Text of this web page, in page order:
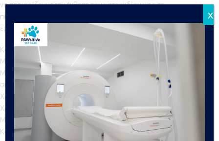
να περιορίζουμε την έκθεση του κατοικιδίου μας σε
περιβαλλοντικούς παράγοντες, που μπορεί να προδιαθέσουν την
εμφάνιση των συμπτωμάτων του άσθματος, όπως:
Καπνός από τσιγάρο
Μη τακτικός καθαρισμός ή/και αλλαγή φίλτρων σε air-condition
Μη αποτελεσματικός έλεγχος της μούχλας και της σκόνης του
σπιτιού
Χρήση αρωμάτων, λακ μαλλιών, αρωματικών χώρου
Χρήση μη υποαλλεργικών καθαριστικών σπιτιού
Μη τακτικός καθαρισμός του χώρου υγιεινής της γάτας.
Κακός αερισμός του χώρου υγιεινής της γάτας.
x